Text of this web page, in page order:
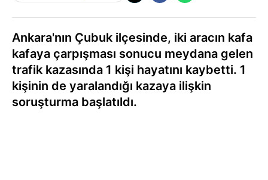
Ankara'nın Çubuk ilçesinde, iki aracın kafa
kafaya çarpışması sonucu meydana gelen
trafik kazasında 1 kişi hayatını kaybetti. 1
kişinin de yaralandığı kazaya ilişkin
soruşturma başlatıldı.